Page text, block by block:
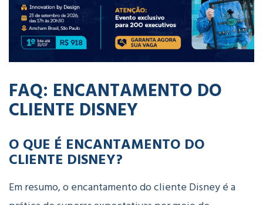
FAQ: ENCANTAMENTO DO
CLIENTE DISNEY
O QUE É ENCANTAMENTO DO
CLIENTE DISNEY?
Em resumo, o encantamento do cliente Disneyé a